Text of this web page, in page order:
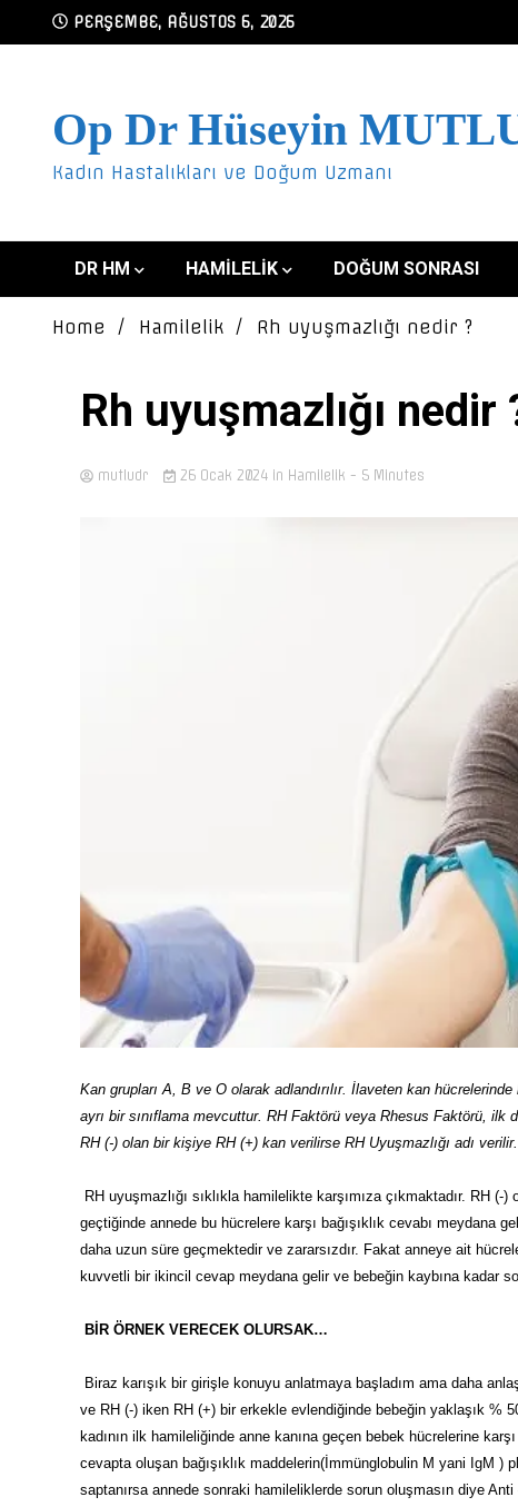
to
PERŞEMBE, AĞUSTOS 6, 2026
Op Dr Hüseyin
Kadın Hastalıkları ve Doğum Uzmanı
DR HM HAMILELIK DOĞUM SONRASI
Home Hamilelik Rh uyuşmazlığı nedir ?
Rh uyuşmazlığı nedir
mutludr 26 Ocak 2024 in Hamilelik - 5 Minutes
Kan grupları A, B ve O olarak adlandırılır. İlaveten kan
ayrı bir sınıflama mevcuttur. RH Faktörü veya Rhesus Faktörü, ilk
RH (-) olan bir kişiye RH (+) kan verilirse RH Uyuşmazlığı adı verilir.
RH uyuşmazlığı sıklıkla hamilelikte karşımıza çıkmaktadır. RH
geçtiğinde annede bu hücrelere karşı bağışıklık cevabı meydana
daha uzun süre geçmektedir ve zararsızdır. Fakat anneye ait
kuvvetli bir ikincil cevap meydana gelir ve bebeğin kaybına kadar
BİR ÖRNEK VERECEK OLURSAK…
Biraz karışık bir girişle konuyu anlatmaya başladım ama daha
ve RH (-) iken RH (+) bir erkekle evlendiğinde bebeğin yaklaşık %
kadının ilk hamileliğinde anne kanına geçen bebek hücrelerine
cevapta oluşan bağışıklık maddelerin(İmmünglobulin M yani IgM
saptanırsa annede sonraki hamileliklerde sorun oluşmasın diye